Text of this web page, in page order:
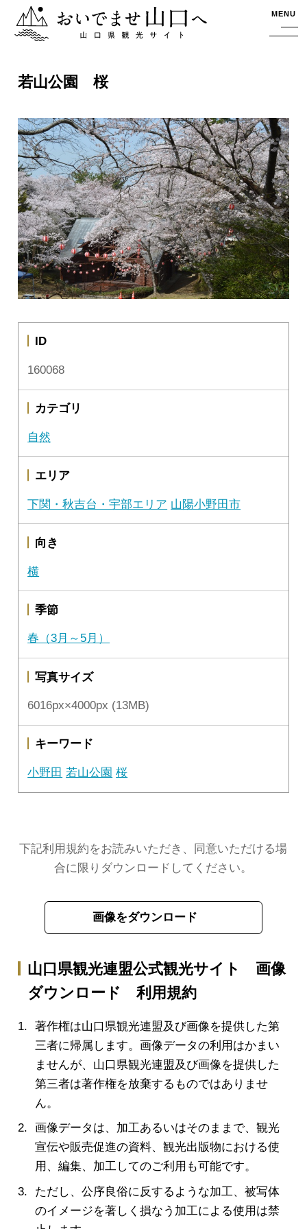
おいでませ山口へー山口県観光サイト MENU
若山公園 桜
ID
160068
カテゴリ
自然
エリア
下関・秋吉台・宇部エリア 山陽小野田市
向き
横
季節
春（3月～5月）
写真サイズ
6016px×4000px (13MB)
キーワード
小野田 若山公園 桜
下記利用規約をお読みいただき、同意いただける場
合に限りダウンロードしてください。
画像をダウンロード
山口県観光連盟公式観光サイト 画像
ダウンロード 利用規約
著作権は山口県観光連盟及び画像を提供した第
三者に帰属します。画像データの利用はかまい
ませんが、山口県観光連盟及び画像を提供した
第三者は著作権を放棄するものではありませ
ん。
画像データは、加工あるいはそのままで、観光
宣伝や販売促進の資料、観光出版物における使
用、編集、加工してのご利用も可能です。
ただし、公序良俗に反するような加工、被写体
のイメージを著しく損なう加工による使用は禁